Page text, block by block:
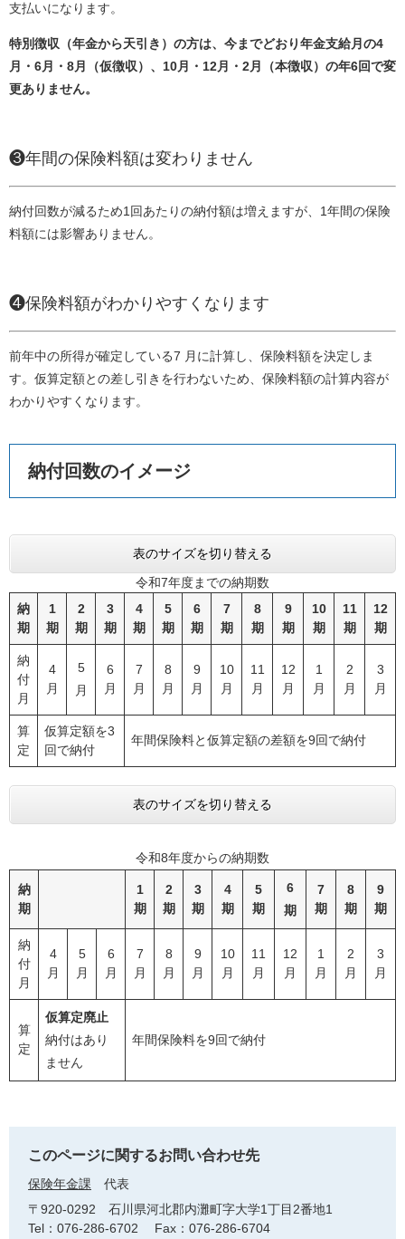
支払いになります。
特別徴収（年金から天引き）の方は、今までどおり年金支給月の4
月・6月・8月（仮徴収）、10月・12月・2月（本徴収）の年6回で変
更ありません。
❸年間の保険料額は変わりません
納付回数が減るため1回あたりの納付額は増えますが、1年間の保険
料額には影響ありません。
❹保険料額がわかりやすくなります
前年中の所得が確定している7 月に計算し、保険料額を決定しま
す。仮算定額との差し引きを行わないため、保険料額の計算内容が
わかりやすくなります。
納付回数のイメージ
表のサイズを切り替える
令和7年度までの納期数
納
期
1
期
2
期
3
期
4
期
5
期
6
期
7
期
8
期
9
期
10
期
11
期
12
期
納
付
月
4
月
5
月
6
月
7
月
8
月
9
月
10
月
11
月
12
月
1
月
2
月
3
月
算
定
仮算定額を3
回で納付
年間保険料と仮算定額の差額を9回で納付
表のサイズを切り替える
令和8年度からの納期数
納
期
1
期
2
期
3
期
4
期
5
期
6
期
7
期
8
期
9
期
納
付
月
4
月
5
月
6
月
7
月
8
月
9
月
10
月
11
月
12
月
1
月
2
月
3
月
算
定
仮算定廃止
納付はあり
ません
年間保険料を9回で納付
このページに関するお問い合わせ先
保険年金課
代表
〒920-0292
石川県河北郡内灘町字大学1丁目2番地1
Tel：076-286-6702
Fax：076-286-6704